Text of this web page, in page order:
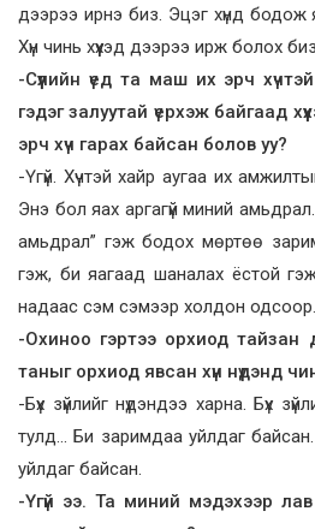
дээрээ ирнэ биз. Эцэг хүнд бодож
Хүн чинь хүүхэд дээрээ ирж болох
-Сүүлийн үед та маш их эрч
гэдэг залуутай үерхэж байгаад
эрч хүч гарах байсан болов уу?
-Үгүй. Хүчтэй хайр аугаа их
Энэ бол яах аргагүй миний
амьдрал” гэж бодох мөртөө
гэж, би яагаад шаналах ёстой
надаас сэм сэмээр холдон
-Охиноо гэртээ орхиод тайзан
таныг орхиод явсан хүн нүдэнд
-Бүх зүйлийг нүдэндээ харна. Бүх
тулд… Би заримдаа уйлдаг
уйлдаг байсан.
-Үгүй ээ. Та миний мэдэхээр